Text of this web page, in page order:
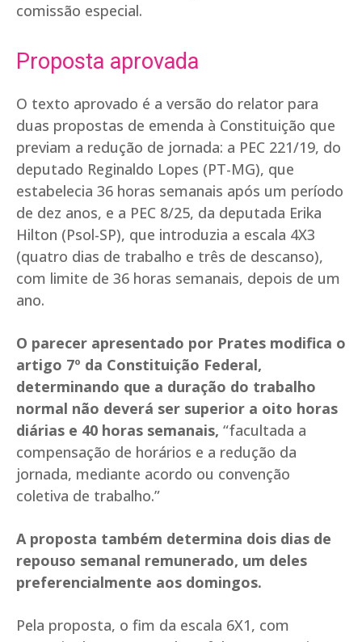
comissão especial.
Proposta aprovada
O texto aprovado é a versão do relator para
duas propostas de emenda à Constituição que
previam a redução de jornada: a PEC 221/19, do
deputado Reginaldo Lopes (PT-MG), que
estabelecia 36 horas semanais após um período
de dez anos, e a PEC 8/25, da deputada Erika
Hilton (Psol-SP), que introduzia a escala 4X3
(quatro dias de trabalho e três de descanso),
com limite de 36 horas semanais, depois de um
ano.
O parecer apresentado por Prates modifica o
artigo 7º da Constituição Federal,
determinando que a duração do trabalho
normal não deverá ser superior a oito horas
diárias e 40 horas semanais, “facultada a
compensação de horários e a redução da
jornada, mediante acordo ou convenção
coletiva de trabalho.”
A proposta também determina dois dias de
repouso semanal remunerado, um deles
preferencialmente aos domingos.
Pela proposta, o fim da escala 6X1, com